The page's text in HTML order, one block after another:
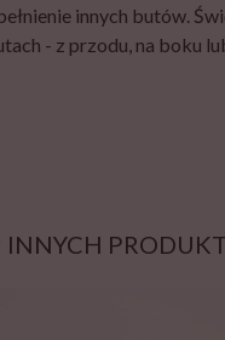
innych butów.
- z przodu, na boku
INNYCH